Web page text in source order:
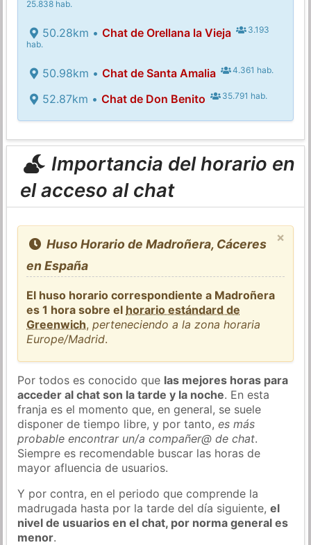
25.838 hab.
50.28km • Chat de Orellana la Vieja
3.193
hab.
50.98km • Chat de Santa Amalia 4.361 hab.
52.87km • Chat de Don Benito 35.791 hab.
Importancia del horario en
el acceso al chat
×
Huso Horario de Madroñera, Cáceres
en España
El huso horario correspondiente a Madroñera
es 1 hora sobre el horario estándard de
Greenwich,perteneciendo a la zona horaria
Europe/Madrid.
Por todos es conocido que las mejores horas para
acceder al chat son la tarde y la noche. En esta
franja es el momento que, en general, se suele
disponer de tiempo libre, y por tanto,es más
probable encontrar un/a compañer@ de chat.
Siempre es recomendable buscar las horas de
mayor afluencia de usuarios.
Y por contra, en el periodo que comprende la
madrugada hasta por la tarde del día siguiente,el
nivel de usuarios en el chat, por norma general es
menor.